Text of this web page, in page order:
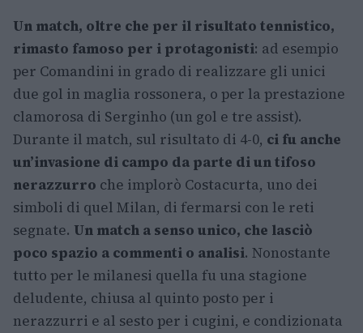
Un match, oltre che per il risultato tennistico,
rimasto famoso per i protagonisti: ad esempio
per Comandini in grado di realizzare gli unici
due gol in maglia rossonera, o per la prestazione
clamorosa di Serginho (un gol e tre assist).
Durante il match, sul risultato di 4-0, ci fu anche
un’invasione di campo da parte di un tifoso
nerazzurro che implorò Costacurta, uno dei
simboli di quel Milan, di fermarsi con le reti
segnate. Un match a senso unico, che lasciò
poco spazio a commenti o analisi. Nonostante
tutto per le milanesi quella fu una stagione
deludente, chiusa al quinto posto per i
nerazzurri e al sesto per i cugini, e condizionata